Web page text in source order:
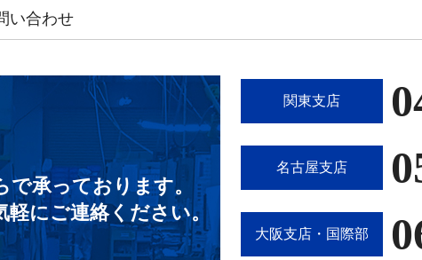
い合わせ
承っております。
軽にご連絡ください。
関東支店
名古屋支店
大阪支店・国際部